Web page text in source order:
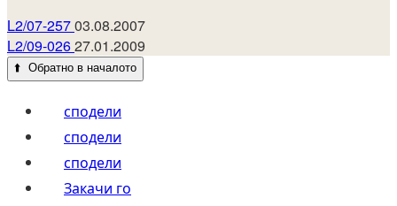
L2/07-25703.08.2007
L2/09-02627.01.2009
⬆️ Обратно в началото
сподели
сподели
сподели
Закачи го